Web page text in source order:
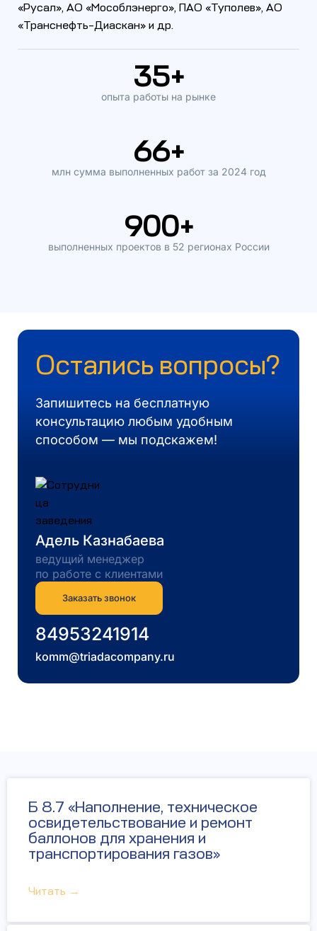
«Русал», АО «Мособлэнерго», ПАО «Туполев», АО
«Транснефть–Диаскан» и др.
опыта работы на рынке
35+
млн сумма выполненных работ за 2024 год
66+
выполненных проектов в 52 регионах России
900+
Остались вопросы?
Запишитесь на бесплатную
консультацию любым удобным
способом — мы подскажем!
Адель Казнабаева
ведущий менеджер
по работе с клиентами
Заказать звонок
84953241914
komm@triadacompany.ru
Б 8.7 «Наполнение, техническое
освидетельствование и ремонт
баллонов для хранения и
транспортирования газов»
Читать →